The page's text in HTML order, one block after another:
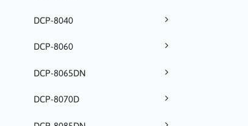
DCP-8040
DCP-8060
DCP-8065DN
DCP-8070D